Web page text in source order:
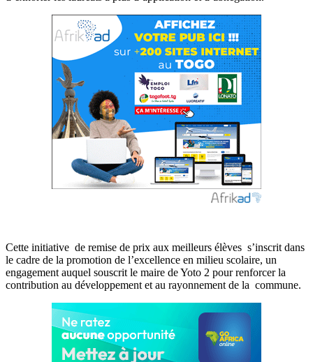
Cette initiative de remise de prix aux meilleurs élèves s’inscrit dans
le cadre de la promotion de l’excellence en milieu scolaire, un
engagement auquel souscrit le maire de Yoto 2 pour renforcer la
contribution au développement et au rayonnement de la commune.